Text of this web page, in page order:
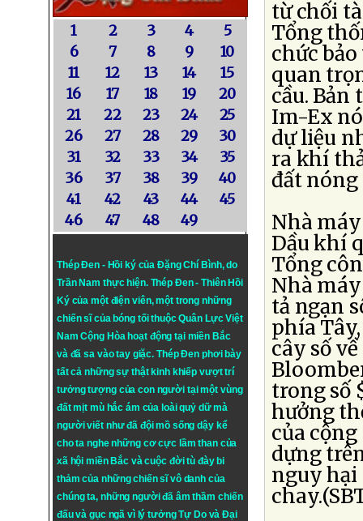
1 2 3 4
5
6
7 8 9
10
11
12 13 14
15
16
17 18 19
20
21
22 23 24
25
26
27 28 29
30
31
32 33 34
35
36
37 38 39
40
41
42 43 44
45
46
47 48 49
Thép Đen - Hồi ký của Đặng Chí Bình, do
Trần Nam thực hiện. Thép Đen- Thiên Hồi
Ký của một điện viên, một trong những
chiến sĩ của bóng tối thuộc Quân Lực Việt
Nam Cộng Hòa hoạt động tại miền Bắc
và đã sa vào tay giặc. Thép Đen phơi bày
tất cả những sự thật kinh khiếp vượt trí
tưởng tượng của con người tại một vùng
đất mịt mù hắc ám của loài quỷ dữ mà
người viết như đã đội mồ sống dậy kể
cho ta nghe những cơ cực lầm than của
xã hội miền Bắc và cuộc đời tù đày bi
thảm của những chiến sĩ vô danh của
chúng ta, những người đã âm thầm chiến
đấu và gục ngã vì lý tưởngTự DovàĐại
từ chối
Tổng
chức
quan
cầu. Bản
Im-Ex
dự liệu
ra khí
đất nóng
Nhà
Dầu khí
Tổng
Nhà
tả ngạn
phía
cây số
trong số
hưởng
của
dựng
nguy hại